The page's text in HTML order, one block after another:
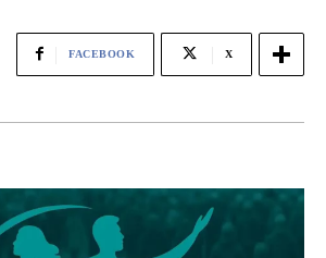
FACEBOOK X